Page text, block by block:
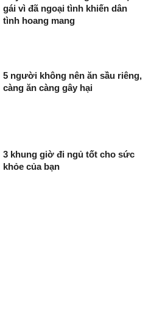
gái vì đã ngoại tình khiến dân
tình hoang mang
5 người không nên ăn sầu riêng,
càng ăn càng gây hại
3 khung giờ đi ngủ tốt cho sức
khỏe của bạn